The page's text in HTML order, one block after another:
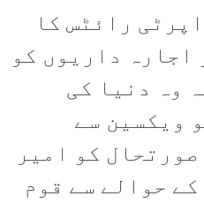
رائٹس کا
اجارہ داریوں کو
وہ دنیا کی
ویکسین سے
کو امیر
حوالے سے قوم